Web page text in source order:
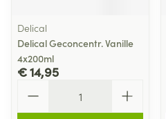
Delical
Delical Geconcentr. Vanille
4x200ml
€ 14,95